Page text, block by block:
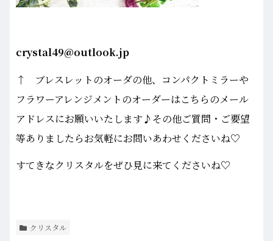
crystal49@outlook.jp
↑ ブレスレットのオーダの他、コンパクトミラーや
フラワーアレンジメントのオーダーはこちらのメール
アドレスにお願いいたします♪その他ご質問・ご要望
等ありましたらお気軽にお問いあわせくださいね♡
すてきなクリスタルをぜひ見に来てくださいね♡
クリスタル